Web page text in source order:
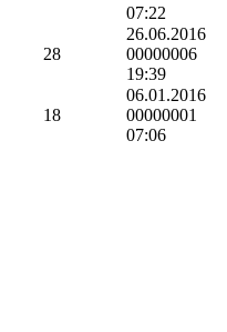
07:22
28
26.06.2016
00000006
19:39
18
06.01.2016
00000001
07:06